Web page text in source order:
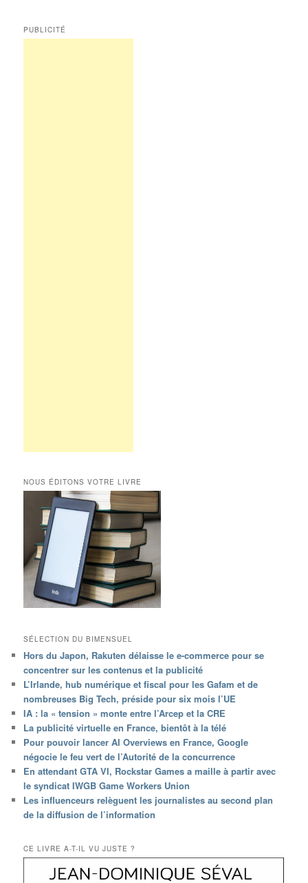
PUBLICITÉ
NOUS ÉDITONS VOTRE LIVRE
SÉLECTION DU BIMENSUEL
Hors du Japon, Rakuten délaisse le e-commerce pour se
concentrer sur les contenus et la publicité
L’Irlande, hub numérique et fiscal pour les Gafam et de
nombreuses Big Tech, préside pour six mois l’UE
IA : la « tension » monte entre l’Arcep et la CRE
La publicité virtuelle en France, bientôt à la télé
Pour pouvoir lancer AI Overviews en France, Google
négocie le feu vert de l’Autorité de la concurrence
En attendant GTA VI, Rockstar Games a maille à partir avec
le syndicat IWGB Game Workers Union
Les influenceurs relèguent les journalistes au second plan
de la diffusion de l’information
CE LIVRE A-T-IL VU JUSTE ?